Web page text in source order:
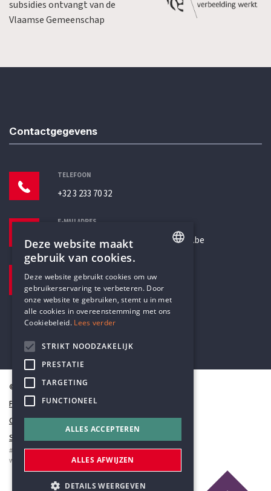
subsidies ontvangt van de
Vlaamse Gemeenschap
Contactgegevens
TELEFOON
+32 3 233 70 32
E-MAILADRES
secretariaat@humanistischverbond.be
Pottenbrug 4
Antwerpen, 2000
© Humanistisch Verbond 2026
Privacy
Cookiestatement
Sitemap
#codedwithlove byCodelines
webapplicaties
mobiele apps&maatwerk websites
DUTCH
Deze website maakt
gebruik van cookies.
Deze website gebruikt cookies om uw
gebruikerservaring te verbeteren. Door
onze website te gebruiken, stemt u in met
alle cookies in overeenstemming met ons
Cookiebeleid. Lees verder
STRIKT NOODZAKELIJK
PRESTATIE
TARGETING
FUNCTIONEEL
ALLES ACCEPTEREN
ALLES AFWIJZEN
DETAILS WEERGEVEN